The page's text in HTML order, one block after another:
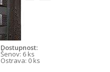
Dostupnost:
Šenov: 6 ks
Ostrava: 0 ks